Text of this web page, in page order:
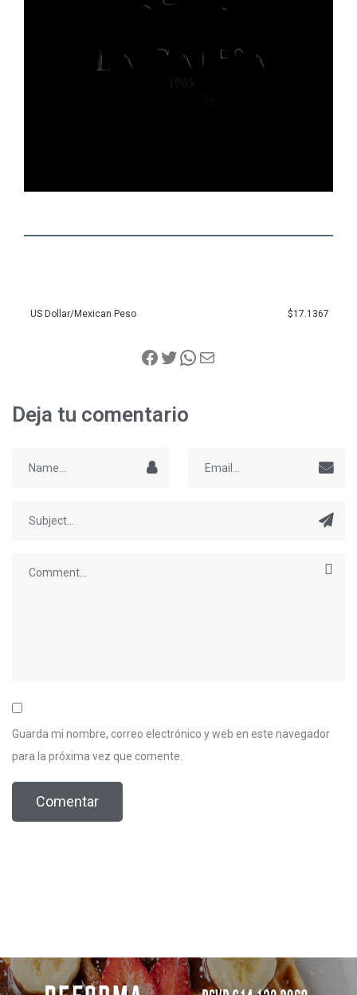
US Dollar/Mexican Peso $17.1367
Deja tu comentario
Guarda mi nombre, correo electrónico y web en este navegador
para la próxima vez que comente.